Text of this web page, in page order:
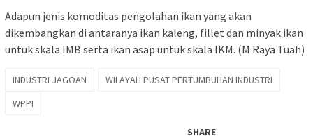
Adapun jenis komoditas pengolahan ikan yang akan
dikembangkan di antaranya ikan kaleng, fillet dan minyak ikan
untuk skala IMB serta ikan asap untuk skala IKM. (M Raya Tuah)
INDUSTRI JAGOAN
WILAYAH PUSAT PERTUMBUHAN INDUSTRI
WPPI
SHARE